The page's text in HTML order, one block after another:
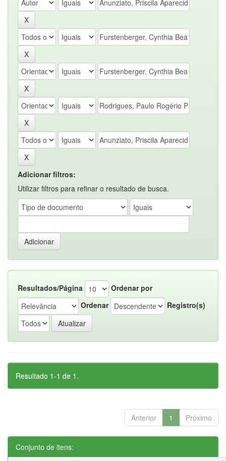
Adicionar filtros:
Utilizar filtros para refinar o resultado de busca.
Resultados/Página
Ordenar por
Ordenar
Registro(s)
Resultado 1-1 de 1.
Anterior 1 Próximo
Conjunto de itens: